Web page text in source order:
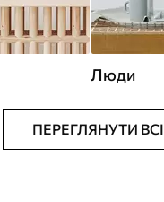
Люди
ПЕРЕГЛЯНУТИ ВСІ